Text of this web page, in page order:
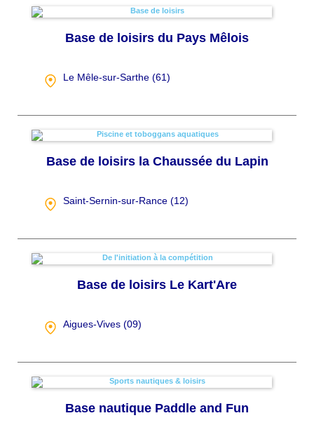
Base de loisirs du Pays Mêlois
Le Mêle-sur-Sarthe (61)
Base de loisirs la Chaussée du Lapin
Saint-Sernin-sur-Rance (12)
Base de loisirs Le Kart'Are
Aigues-Vives (09)
Base nautique Paddle and Fun